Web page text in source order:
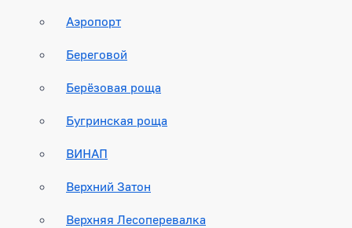
Аэропорт
Береговой
Берёзовая роща
Бугринская роща
ВИНАП
Верхний Затон
Верхняя Лесоперевалка